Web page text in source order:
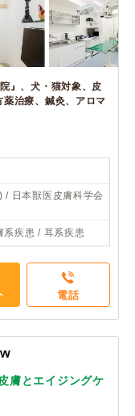
』、犬・猫対象、皮
治療、鍼灸、アロマ
/ 日本獣医皮膚科学会
系疾患 / 耳系疾患
電話
膚とエイジングケ